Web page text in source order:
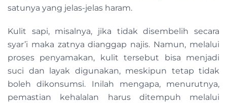
satunya yang jelas-jelas haram.
Kulit sapi, misalnya, jika tidak disembelih secara
syar’i maka zatnya dianggap najis. Namun, melalui
proses penyamakan, kulit tersebut bisa menjadi
suci dan layak digunakan, meskipun tetap tidak
boleh dikonsumsi. Inilah mengapa, menurutnya,
pemastian kehalalan harus ditempuh melalui